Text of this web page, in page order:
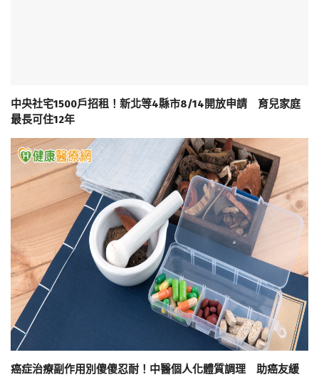
中央社宅1500戶招租！新北等4縣市8/14開放申請 育兒家庭
最長可住12年
癌症治療副作用別傻傻忍耐！中醫個人化體質調理 助癌友緩